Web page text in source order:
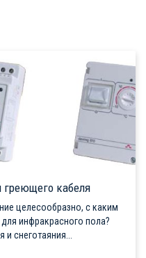
греющего кабеля
целесообразно, с каким
инфракрасного пола?
снеготаяния...